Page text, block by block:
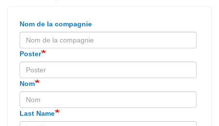
Nom de la compagnie
Poster
Nom
Last Name